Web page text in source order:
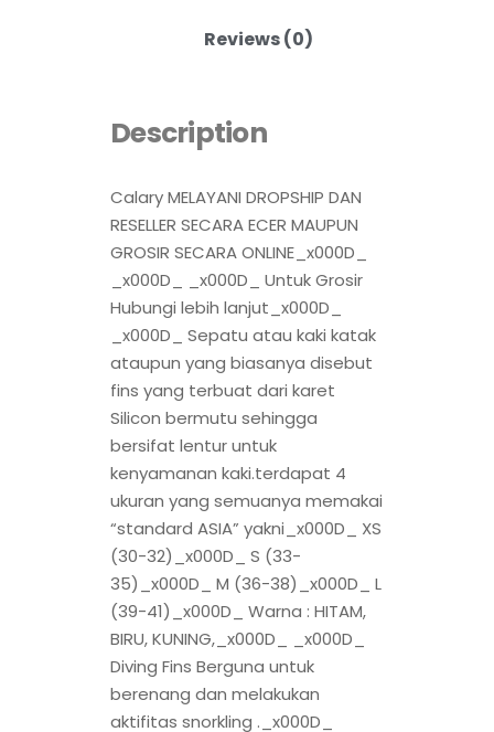
Reviews (0)
Description
Calary MELAYANI DROPSHIP DAN
RESELLER SECARA ECER MAUPUN
GROSIR SECARA ONLINE_x000D_
_x000D_ _x000D_ Untuk Grosir
Hubungi lebih lanjut_x000D_
_x000D_ Sepatu atau kaki katak
ataupun yang biasanya disebut
fins yang terbuat dari karet
Silicon bermutu sehingga
bersifat lentur untuk
kenyamanan kaki.terdapat 4
ukuran yang semuanya memakai
“standard ASIA” yakni_x000D_ XS
(30-32)_x000D_ S (33-
35)_x000D_ M (36-38)_x000D_ L
(39-41)_x000D_ Warna : HITAM,
BIRU, KUNING,_x000D_ _x000D_
Diving Fins Berguna untuk
berenang dan melakukan
aktifitas snorkling ._x000D_